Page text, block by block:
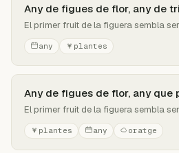
Any de figues de flor, any de
El primer fruit de la figuera sembla
any plantes
Any de figues de flor, any que
El primer fruit de la figuera sembla
plantes any oratge